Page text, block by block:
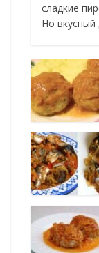
сладкие
Но вкусный